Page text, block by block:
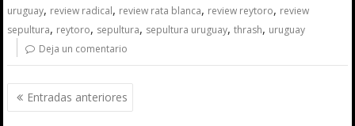
uruguay, review radical, review rata blanca, review reytoro, review
sepultura, reytoro, sepultura, sepultura uruguay,thrash, uruguay
Deja un comentario
Navegación
de
Entradas anteriores